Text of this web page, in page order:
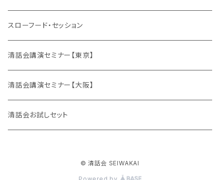
スローフード・セッション
清話会講演セミナー【東京】
清話会講演セミナー【大阪】
清話会お試しセット
© 清話会 SEIWAKAI